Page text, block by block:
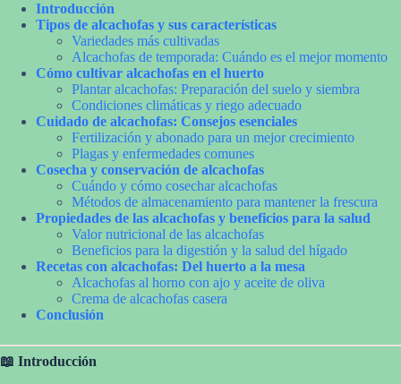
Introducción
Tipos de alcachofas y sus características
Variedades más cultivadas
Alcachofas de temporada: Cuándo es el mejor momento
Cómo cultivar alcachofas en el huerto
Plantar alcachofas: Preparación del suelo y siembra
Condiciones climáticas y riego adecuado
Cuidado de alcachofas: Consejos esenciales
Fertilización y abonado para un mejor crecimiento
Plagas y enfermedades comunes
Cosecha y conservación de alcachofas
Cuándo y cómo cosechar alcachofas
Métodos de almacenamiento para mantener la frescura
Propiedades de las alcachofas y beneficios para la salud
Valor nutricional de las alcachofas
Beneficios para la digestión y la salud del hígado
Recetas con alcachofas: Del huerto a la mesa
Alcachofas al horno con ajo y aceite de oliva
Crema de alcachofas casera
Conclusión
📖 Introducción